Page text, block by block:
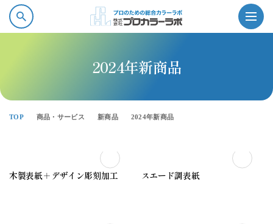
プロカラーラボの強み
2024年新商品
TOP 商品・サービス 新商品 2024年新商品
木製表紙＋デザイン彫刻加工 スエード調表紙